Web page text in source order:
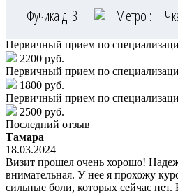
Фучика д. 3 Метро :
Первичный прием по
2200 руб.
Первичный прием по
1800 руб.
Первичный прием по
2500 руб.
Последний отзыв
Тамара
18.03.2024
Визит прошел очень хорошо!
внимательная. У нее я прохожу
сильные боли, которых сейчас нет.